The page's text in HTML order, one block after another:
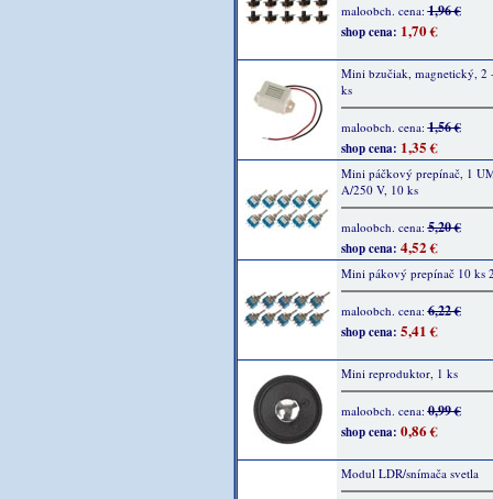
maloobch. cena:1,96 €
shop cena: 1,70 €
Mini bzučiak, magnetický, 2
ks
maloobch. cena:1,56 €
shop cena: 1,35 €
Mini páčkový prepínač, 1
A/250 V, 10 ks
maloobch. cena:5,20 €
shop cena: 4,52 €
Mini pákový prepínač 10 ks
maloobch. cena:6,22 €
shop cena: 5,41 €
Mini reproduktor, 1 ks
maloobch. cena:0,99 €
shop cena: 0,86 €
Modul LDR/snímača svetla